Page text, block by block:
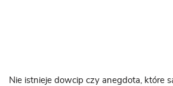
Nie istnieje dowcip czy anegdota, które